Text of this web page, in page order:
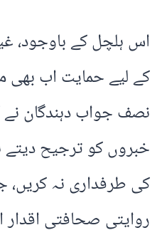
اس ہلچل کے باوجود،
کے لیے حمایت اب بھی
نصف جواب دہندگان نے
خبروں کو ترجیح
کی طرفداری نہ کریں،
روایتی صحافتی